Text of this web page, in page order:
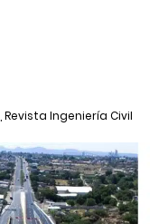
Revista Ingeniería Civil